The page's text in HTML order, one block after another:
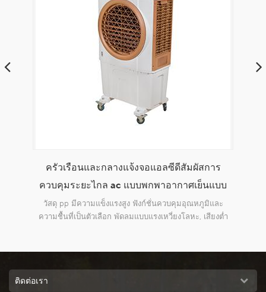
envirotech 8000cmh บ้านใช้ในประเทศแบบพก
พาอากาศเย็นแบบระเหย
การออกแบบใหม่ล่าสุดเหมาะสำหรับการใช้งานในร่มและ
กลางแจ้งเชิงพาณิชย์และอุตสาหกรรมทุกชนิด
ติดต่อเรา